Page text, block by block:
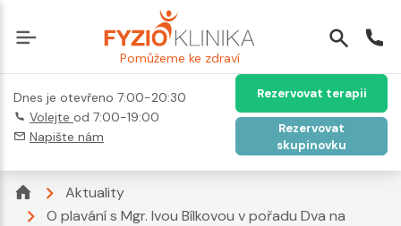
Pomůžeme ke zdraví
Dnes je otevřeno 7:00-20:30
Volejte od 7:00-19:00
Napište nám
Rezervovat terapii
Rezervovat
skupinovku
Aktuality
O plavání s Mgr. Ivou Bílkovou v pořadu Dva na